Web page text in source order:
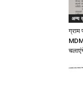
अन्य
ग्राम